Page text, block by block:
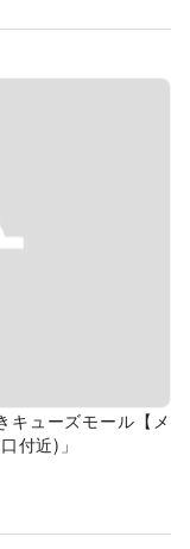
キューズモール【メ
付近)」